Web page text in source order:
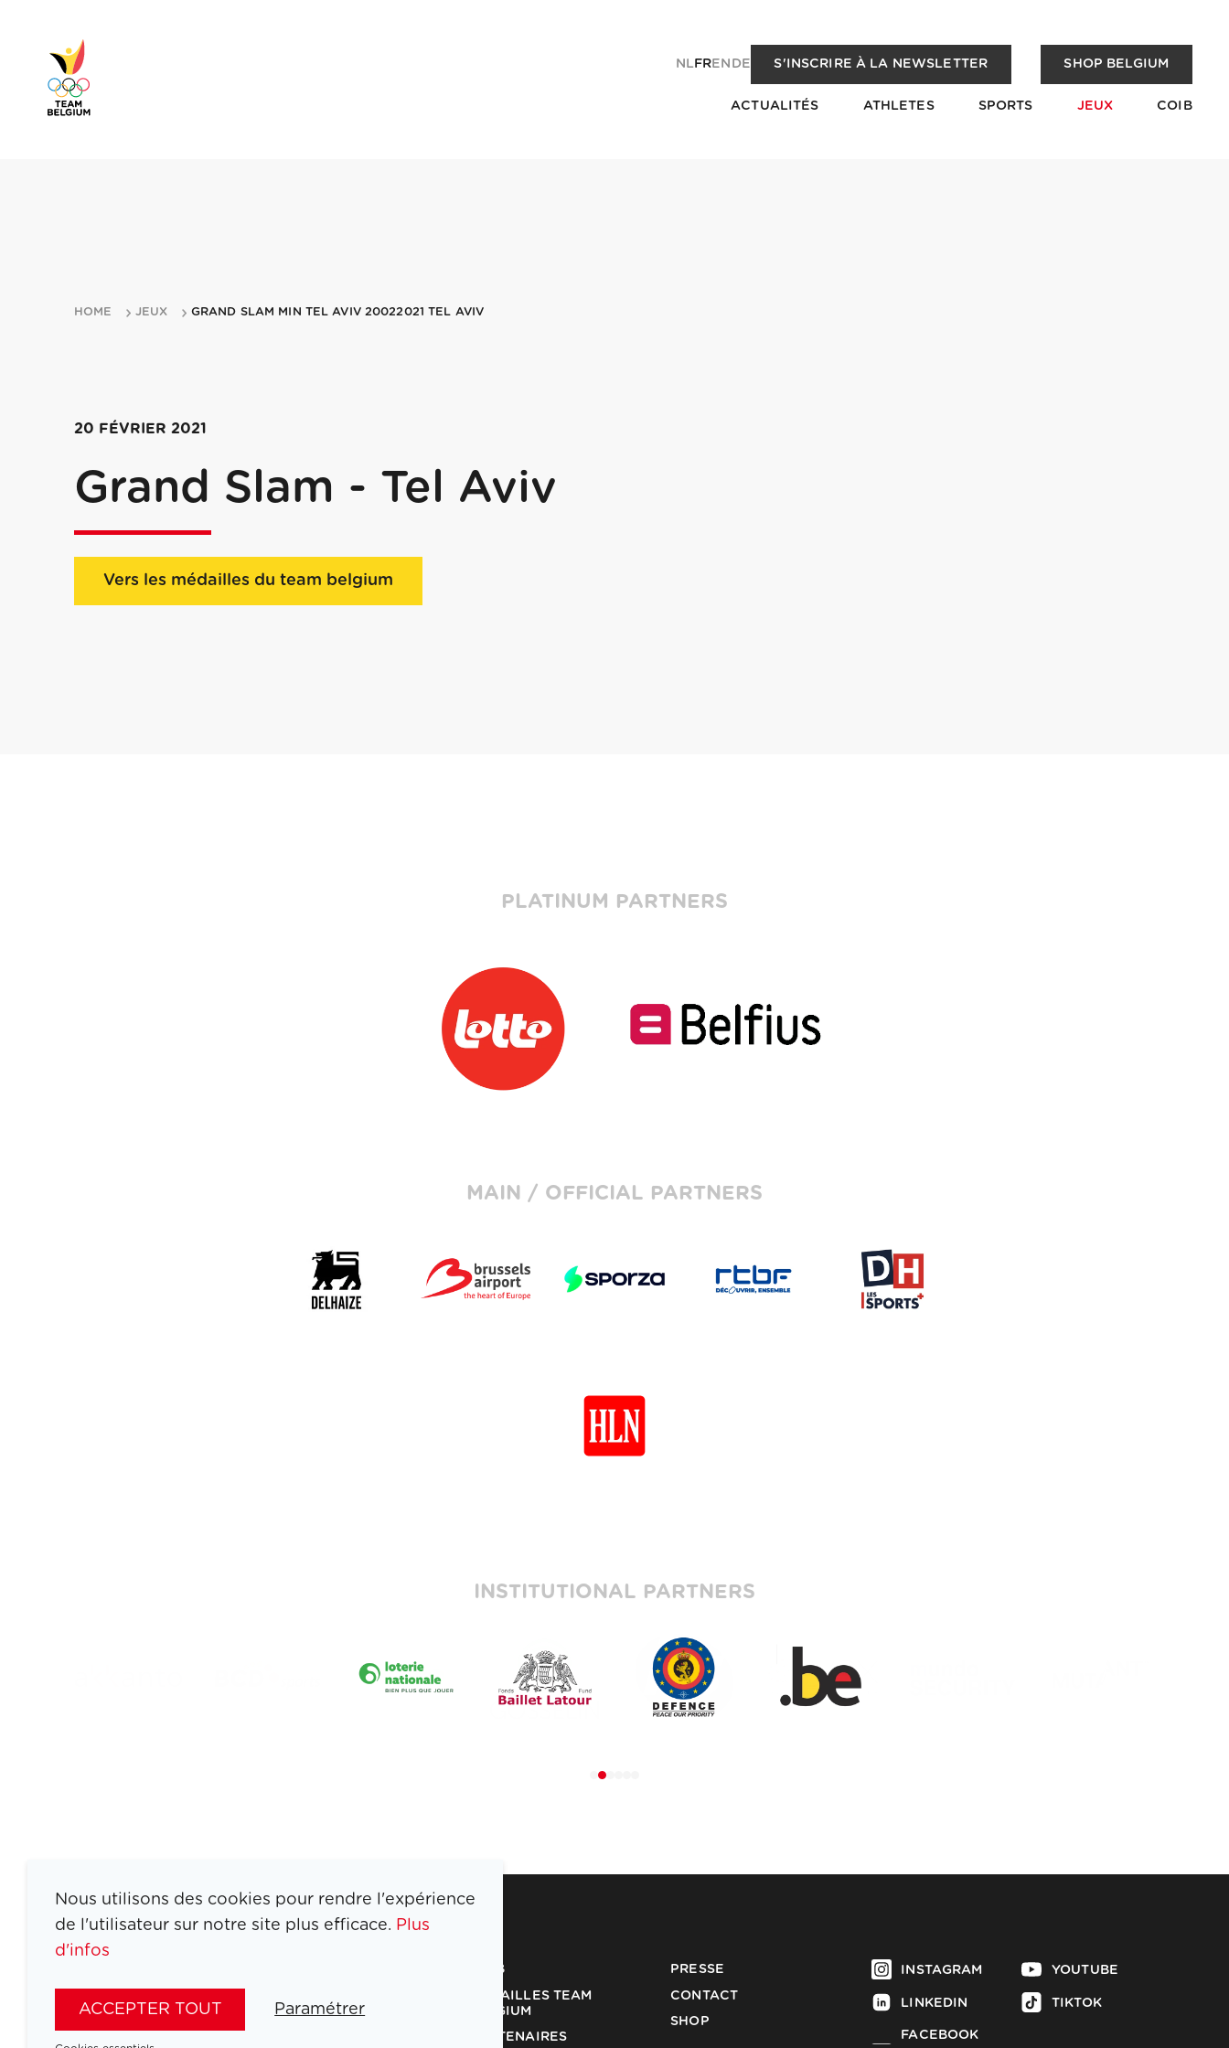
NLFREN DE S'INSCRIRE À LA NEWSLETTER SHOP BELGIUM
ACTUALITÉS ATHLETES SPORTS JEUX COIB
HOME JEUX GRAND SLAM MIN TEL AVIV 20022021 TEL AVIV
20 FÉVRIER 2021
Grand Slam - Tel Aviv
Vers les médailles du team belgium
PLATINUM PARTNERS
MAIN / OFFICIAL PARTNERS
INSTITUTIONAL PARTNERS
JEUX
COIB
MÉDAILLES TEAM
BELGIUM
PARTENAIRES
PRESSE
CONTACT
SHOP
INSTAGRAM
LINKEDIN
FACEBOOK
YOUTUBE
TIKTOK
Nous utilisons des cookies pour rendre l'expérience
de l'utilisateur sur notre site plus efficace. Plus
d'infos
ACCEPTER TOUT Paramétrer